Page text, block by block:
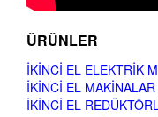
ÜRÜNLER
İKINCI EL ELEKTRIK
İKINCI EL MAKINALAR
İKINCI EL